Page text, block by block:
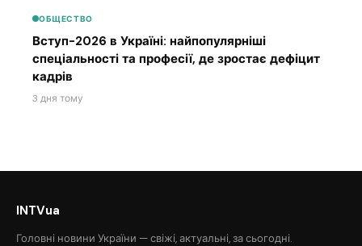
ОБЩЕСТВО
Вступ-2026 в Україні: найпопулярніші
спеціальності та професії, де зростає дефіцит
кадрів
3 дня тому
INTVua
Головні новини України — свіжі, актуальні, за сьогодні.